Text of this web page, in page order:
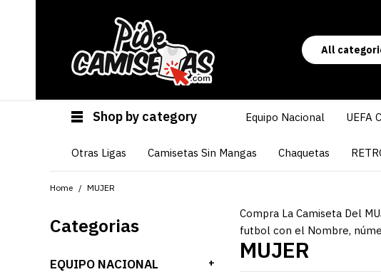
Shop by category Equipo Nacional UEFA
Otras Ligas Camisetas Sin Mangas Chaquetas
Home MUJER
Categorias
EQUIPO NACIONAL +
Compra La Camiseta Del
futbol con el Nombre,
MUJER